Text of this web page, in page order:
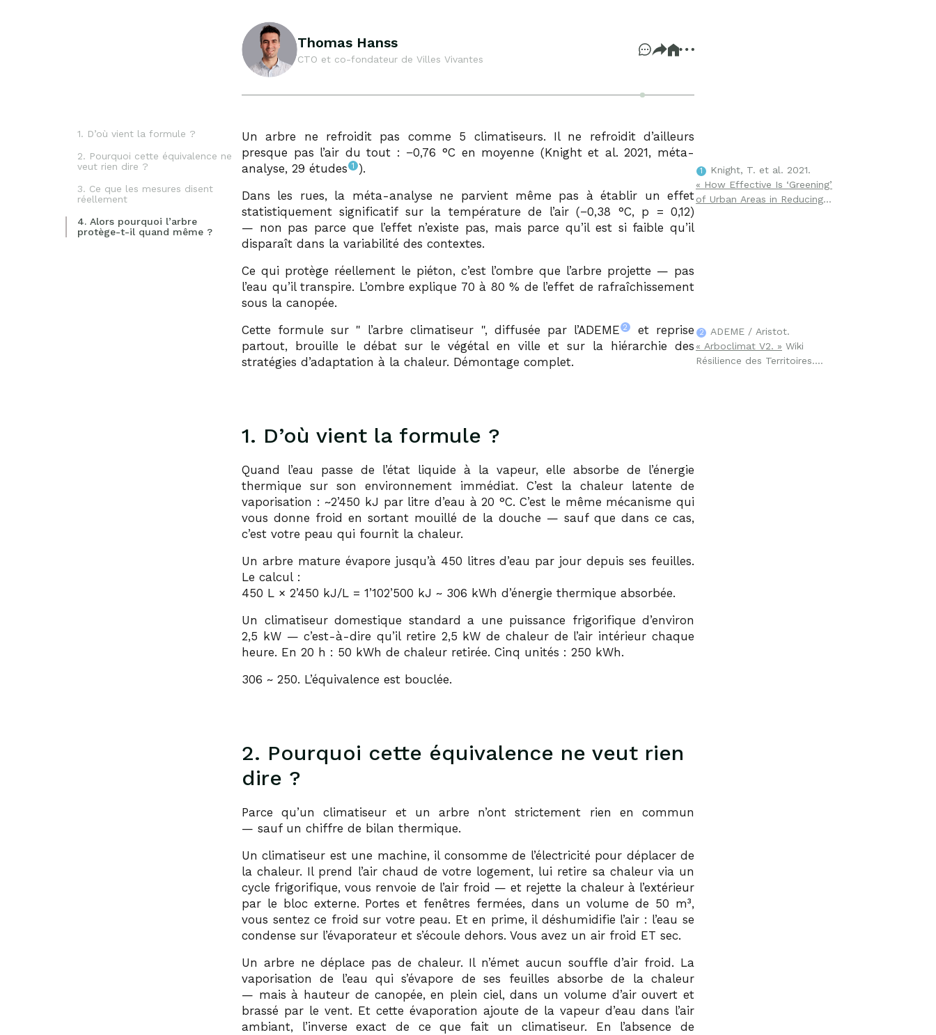
Thomas Hanss
CTO et co-fondateur de Villes Vivantes
1. D’où vient la formule ?
2. Pourquoi cette équivalence ne
veut rien dire ?
3. Ce que les mesures disent
réellement
4. Alors pourquoi l’arbre
protège-t-il quand même ?
Un arbre ne refroidit pas comme 5 climatiseurs. Il ne refroidit d’ailleurs
presque pas l’air du tout : −0,76 °C en moyenne (Knight et al. 2021, méta-
analyse, 29 études 1 ).
Dans les rues, la méta-analyse ne parvient même pas à établir un effet
statistiquement significatif sur la température de l’air (−0,38 °C, p = 0,12)
— non pas parce que l’effet n’existe pas, mais parce qu’il est si faible qu’il
disparaît dans la variabilité des contextes.
Ce qui protège réellement le piéton, c’est l’ombre que l’arbre projette — pas
l’eau qu’il transpire. L’ombre explique 70 à 80 % de l’effet de rafraîchissement
sous la canopée.
Cette formule sur
l’arbre climatiseur , diffusée par l’ADEME 2
et reprise
partout, brouille le débat sur le végétal en ville et sur la hiérarchie des
stratégies d’adaptation à la chaleur. Démontage complet.
1. D’où vient la formule ?
Quand l’eau passe de l’état liquide à la vapeur, elle absorbe de l’énergie
thermique sur son environnement immédiat. C’est la chaleur latente de
vaporisation : ~2’450 kJ par litre d’eau à 20 °C. C’est le même mécanisme qui
vous donne froid en sortant mouillé de la douche — sauf que dans ce cas,
c’est votre peau qui fournit la chaleur.
Un arbre mature évapore jusqu’à 450 litres d’eau par jour depuis ses feuilles.
Le calcul :
450 L × 2’450 kJ/L = 1’102’500 kJ ~ 306 kWh d’énergie thermique absorbée.
Un climatiseur domestique standard a une puissance frigorifique d’environ
2,5 kW — c’est-à-dire qu’il retire 2,5 kW de chaleur de l’air intérieur chaque
heure. En 20 h : 50 kWh de chaleur retirée. Cinq unités : 250 kWh.
306 ~ 250. L’équivalence est bouclée.
2. Pourquoi cette équivalence ne veut rien
dire ?
Parce qu’un climatiseur et un arbre n’ont strictement rien en commun
— sauf un chiffre de bilan thermique.
Un climatiseur est une machine, il consomme de l’électricité pour déplacer de
la chaleur. Il prend l’air chaud de votre logement, lui retire sa chaleur via un
cycle frigorifique, vous renvoie de l’air froid — et rejette la chaleur à l’extérieur
par le bloc externe. Portes et fenêtres fermées, dans un volume de 50 m³,
vous sentez ce froid sur votre peau. Et en prime, il déshumidifie l’air : l’eau se
condense sur l’évaporateur et s’écoule dehors. Vous avez un air froid ET sec.
Un arbre ne déplace pas de chaleur. Il n’émet aucun souffle d’air froid. La
vaporisation de l’eau qui s’évapore de ses feuilles absorbe de la chaleur
— mais à hauteur de canopée, en plein ciel, dans un volume d’air ouvert et
brassé par le vent. Et cette évaporation ajoute de la vapeur d’eau dans l’air
ambiant, l’inverse exact de ce que fait un climatiseur. En l’absence de
1
Knight, T. et al. 2021.
« How Effective Is ‘Greening’
of Urban Areas in Reducing
Source des chiffres −0,76 °C,
−1,61 °C, 70-80 % ombrage.
2
ADEME / Aristot.
« Arboclimat V2. » Wiki
Résilience des Territoires.